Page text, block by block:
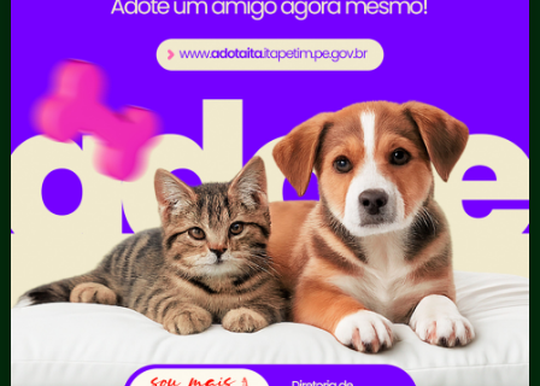
Planejamento e
Prestação de Contas
Receitas
Recursos Humanos
Ouvidoria
Acompanhar uma
Atendimento via WhatsApp
Competências da Ouvidoria
Dúvidas? Acesse o FAQ
Fazer uma Manifestação
Informações Importantes
Portal Transporte
Escolar
Contratos
Contratos Administrativos
Despesas
I - Anexo I - Ficha de
Registro de Fornecedor -
Forma Indireta